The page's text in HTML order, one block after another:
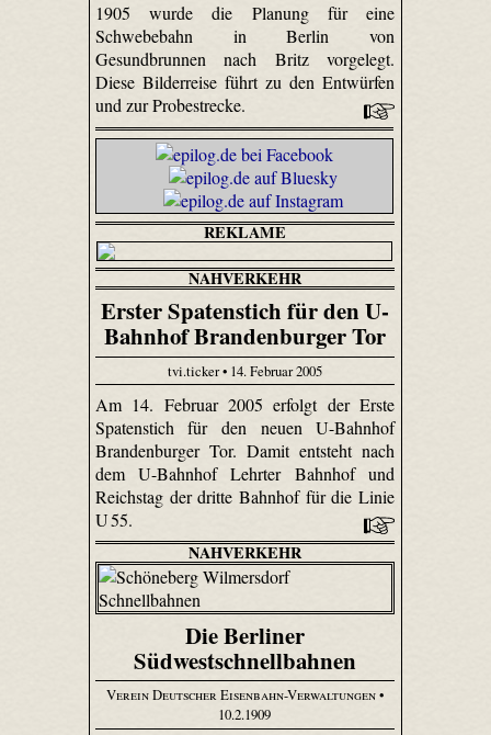
1905 wurde die Planung für eine
Schwebebahn in Berlin von
Gesundbrunnen nach Britz vorgelegt.
Diese Bilderreise führt zu den Entwürfen
und zur Probestrecke.
REKLAME
NAHVERKEHR
Erster Spatenstich für den U-
Bahnhof Brandenburger Tor
tvi.ticker • 14. Februar 2005
Am 14. Februar 2005 erfolgt der Erste
Spatenstich für den neuen U-Bahnhof
Brandenburger Tor. Damit entsteht nach
dem U-Bahnhof Lehrter Bahnhof und
Reichstag der dritte Bahnhof für die Linie
U 55.
NAHVERKEHR
Die Berliner
Südwestschnellbahnen
Verein Deutscher Eisenbahn-Verwaltungen•
10.2.1909